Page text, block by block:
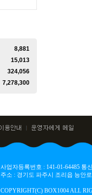
8,881
15,013
324,056
7,278,300
사업자등록번호 : 141-01-64485
주소 : 경기도 파주시 조리읍 능안
COPYRIGHT(C) BOX1004 ALL